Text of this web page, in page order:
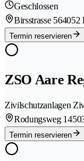
Geschlossen
Birsstrasse 564052
Termin reservieren
ZSO Aare
Zivilschutzanlagen
Rodungsweg 14
Termin reservieren